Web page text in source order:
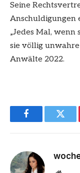
Seine
Anschuldigungen
„Jedes Mal,
sie völlig unwahre
Anwälte 2022.
Facebook